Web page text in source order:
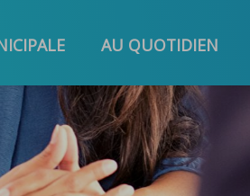
AU QUOTIDIEN